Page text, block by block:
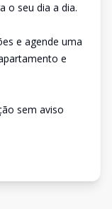
o seu dia a dia.
e agende uma
e
sem aviso